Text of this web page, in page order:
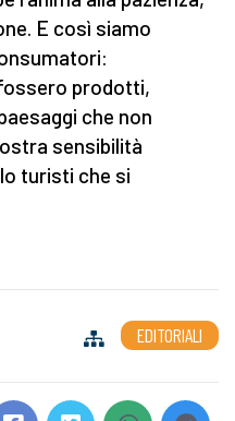
E così siamo
prodotti,
che non
sensibilità
turisti che si
EDITORIALI